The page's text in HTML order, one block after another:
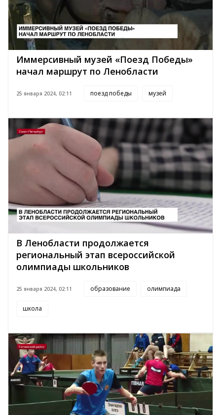
Иммерсивный музей «Поезд Победы»
начал маршрут по Ленобласти
25 января 2024, 02:11 поезд победы музей
В Ленобласти продолжается
региональный этап всероссийской
олимпиады школьников
25 января 2024, 02:11 образование олимпиада
школа